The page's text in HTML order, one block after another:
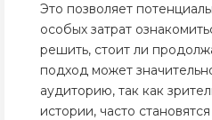
Это позволяет
особых затрат
решить, стоит ли
подход может
аудиторию, так как
истории, часто